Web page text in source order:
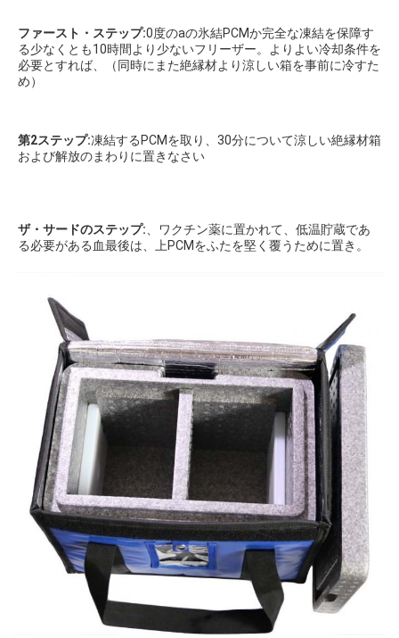
ファースト・ステップ:0度のaの氷結PCMか完全な凍結を保障す
る少なくとも10時間より少ないフリーザー。よりよい冷却条件を
必要とすれば、（同時にまた絶縁材より涼しい箱を事前に冷すた
め）
第2ステップ:凍結するPCMを取り、30分について涼しい絶縁材箱
および解放のまわりに置きなさい
ザ・サードのステップ: 、ワクチン薬に置かれて、低温貯蔵であ
る必要がある血最後は、上PCMをふたを堅く覆うために置き。